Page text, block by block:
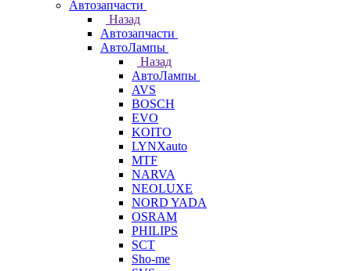
Автозапчасти
Назад
Автозапчасти
АвтоЛампы
Назад
АвтоЛампы
AVS
BOSCH
EVO
KOITO
LYNXauto
MTF
NARVA
NEOLUXE
NORD YADA
OSRAM
PHILIPS
SCT
Sho-me